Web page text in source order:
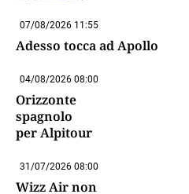
07/08/2026 11:55
Adesso tocca ad Apollo
04/08/2026 08:00
Orizzonte
spagnolo
per Alpitour
31/07/2026 08:00
Wizz Air non